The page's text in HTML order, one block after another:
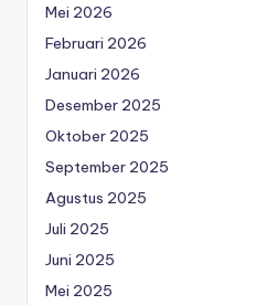
Mei 2026
Februari 2026
Januari 2026
Desember 2025
Oktober 2025
September 2025
Agustus 2025
Juli 2025
Juni 2025
Mei 2025